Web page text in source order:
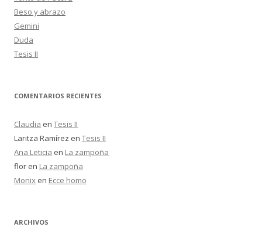
:Beso y abrazo
Gemini
Duda
Tesis II
COMENTARIOS RECIENTES
Claudia en Tesis II
Laritza Ramírez en Tesis II
Ana Leticia en La zampoña
flor en La zampoña
Monix en Ecce homo
ARCHIVOS